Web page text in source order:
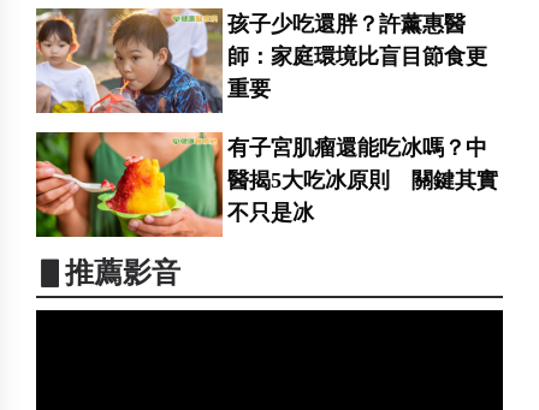
孩子少吃還胖？許薰惠醫
師：家庭環境比盲目節食更
重要
有子宮肌瘤還能吃冰嗎？中
醫揭5大吃冰原則 關鍵其實
不只是冰
▋推薦影音